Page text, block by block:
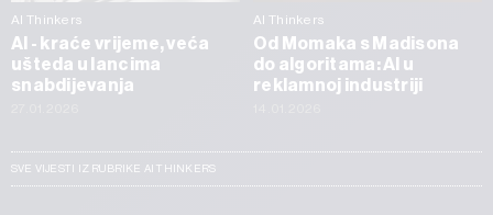
AI Thinkers
AI - kraće vrijeme, veća
ušteda u lancima
snabdijevanja
AI Thinkers
Od Momaka s Madisona
do algoritama: AI u
reklamnoj industriji
SVE VIJESTI IZ RUBRIKE AI THINKERS